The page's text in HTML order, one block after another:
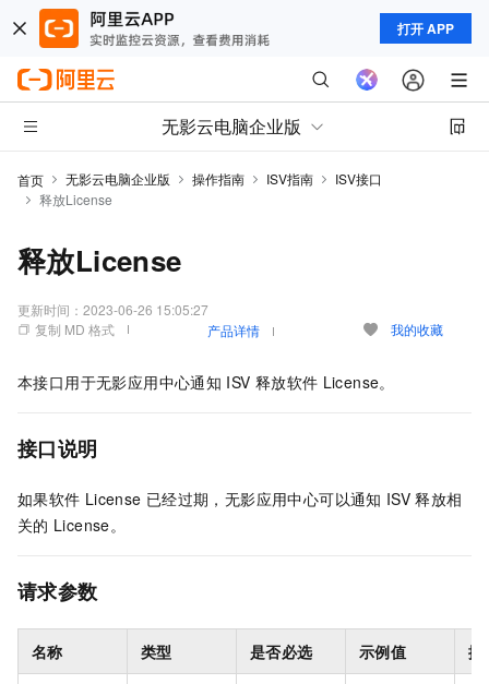
打开 APP
无影云电脑企业版
首页 无影云电脑企业版 操作指南 ISV指南
ISV接口
释放License
释放License
更新时间： 2023-06-26 15:05:27
复制 MD 格式
产品详情 我的收藏
本接口用于无影应用中心通知 ISV 释放软件 License。
接口说明
如果软件 License 已经过期， 无影应用中心可以通知 ISV 释放相
关的 License。
请求参数
名称 类型 是否必选 示例值 描